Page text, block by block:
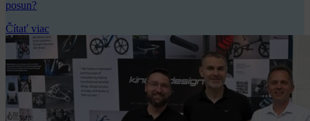
posun?
Čítať viac